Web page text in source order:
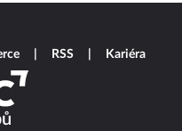
RSS Kariéra